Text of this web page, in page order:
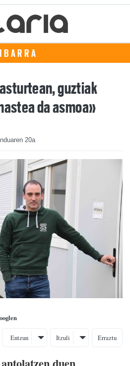
IBARRA
guztiak
da asmoa»
20a
Entzun Itzuli Erraztu